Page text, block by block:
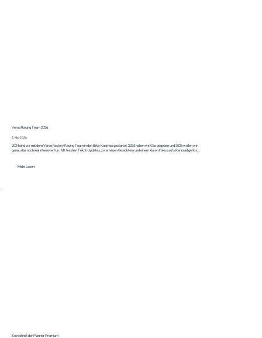
Veroo Racing Team 2026
3. Mai 2026
2024 sind wir mit dem Veroo Factory Racing Team in den Bike-Kosmos gestartet, 2025 haben wir Gas gegeben und 2026 wollen wir
genau das nochmal intensiver tun. Mit freshen Trikot-Updates, zwei neuen Gesichtern und einem klaren Fokus aufs Rennrad geht's...
Mehr Lesen
So rechnet der Planner Premium